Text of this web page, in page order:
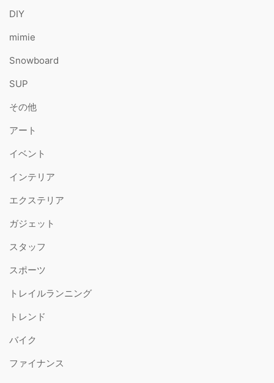
DIY
mimie
Snowboard
SUP
その他
アート
イベント
インテリア
エクステリア
ガジェット
スタッフ
スポーツ
トレイルランニング
トレンド
バイク
ファイナンス